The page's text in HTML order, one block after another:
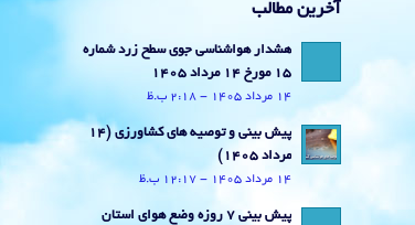
آخرین مطالب
هشدار هواشناسی جوی سطح زرد شماره
15 مورخ 14 مرداد 1405
14 مرداد 1405 - 2:18 ب.ظ
پیش بینی و توصیه های کشاورزی (14
مرداد ۱۴۰۵)
14 مرداد 1405 - 12:17 ب.ظ
پیش بینی 7 روزه وضع هوای استان